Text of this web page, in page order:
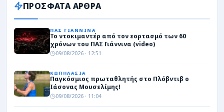
ΠΡΟΣΦΑΤΑ ΑΡΘΡΑ
ΠΑΣ ΓΙΑΝΝΙΝΑ
Το ντοκιμαντέρ από τον εορτασμό των 60
χρόνων του ΠΑΣ Γιάννινα (video)
09/08/2026 · 12:51
ΚΩΠΗΛΑΣΙΑ
Παγκόσμιος πρωταθλητής στο Πλόβντιβ ο
Ιάσονας Μουσελίμης!
09/08/2026 · 11:04